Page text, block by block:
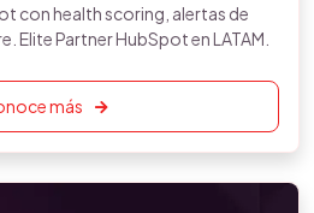
con health scoring, alertas de
Elite Partner HubSpot en LATAM.
más